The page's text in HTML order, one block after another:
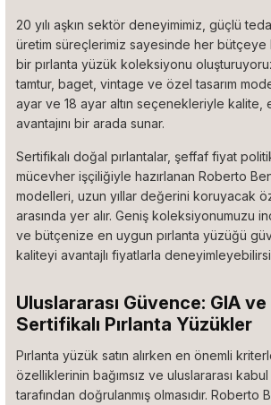
20 yılı aşkın sektör deneyimimiz, güçlü
üretim süreçlerimiz sayesinde her
bir pırlanta yüzük koleksiyonu
tamtur, baget, vintage ve özel tasarım
ayar ve 18 ayar altın seçenekleriyle kalite,
avantajını bir arada sunar.
Sertifikalı doğal pırlantalar, şeffaf fiyat
mücevher işçiliğiyle hazırlanan Roberto
modelleri, uzun yıllar değerini koruyacak
arasında yer alır. Geniş koleksiyonumuzu
ve bütçenize en uygun pırlanta yüzüğü
kaliteyi avantajlı fiyatlarla
Uluslararası Güvence: GIA ve
Sertifikalı Pırlanta Yüzükler
Pırlanta yüzük satın alırken en önemli
özelliklerinin bağımsız ve uluslararası
tarafından doğrulanmış olmasıdır. Roberto